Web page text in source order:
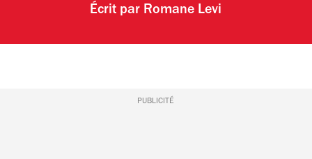
Écrit par Romane Levi
PUBLICITÉ